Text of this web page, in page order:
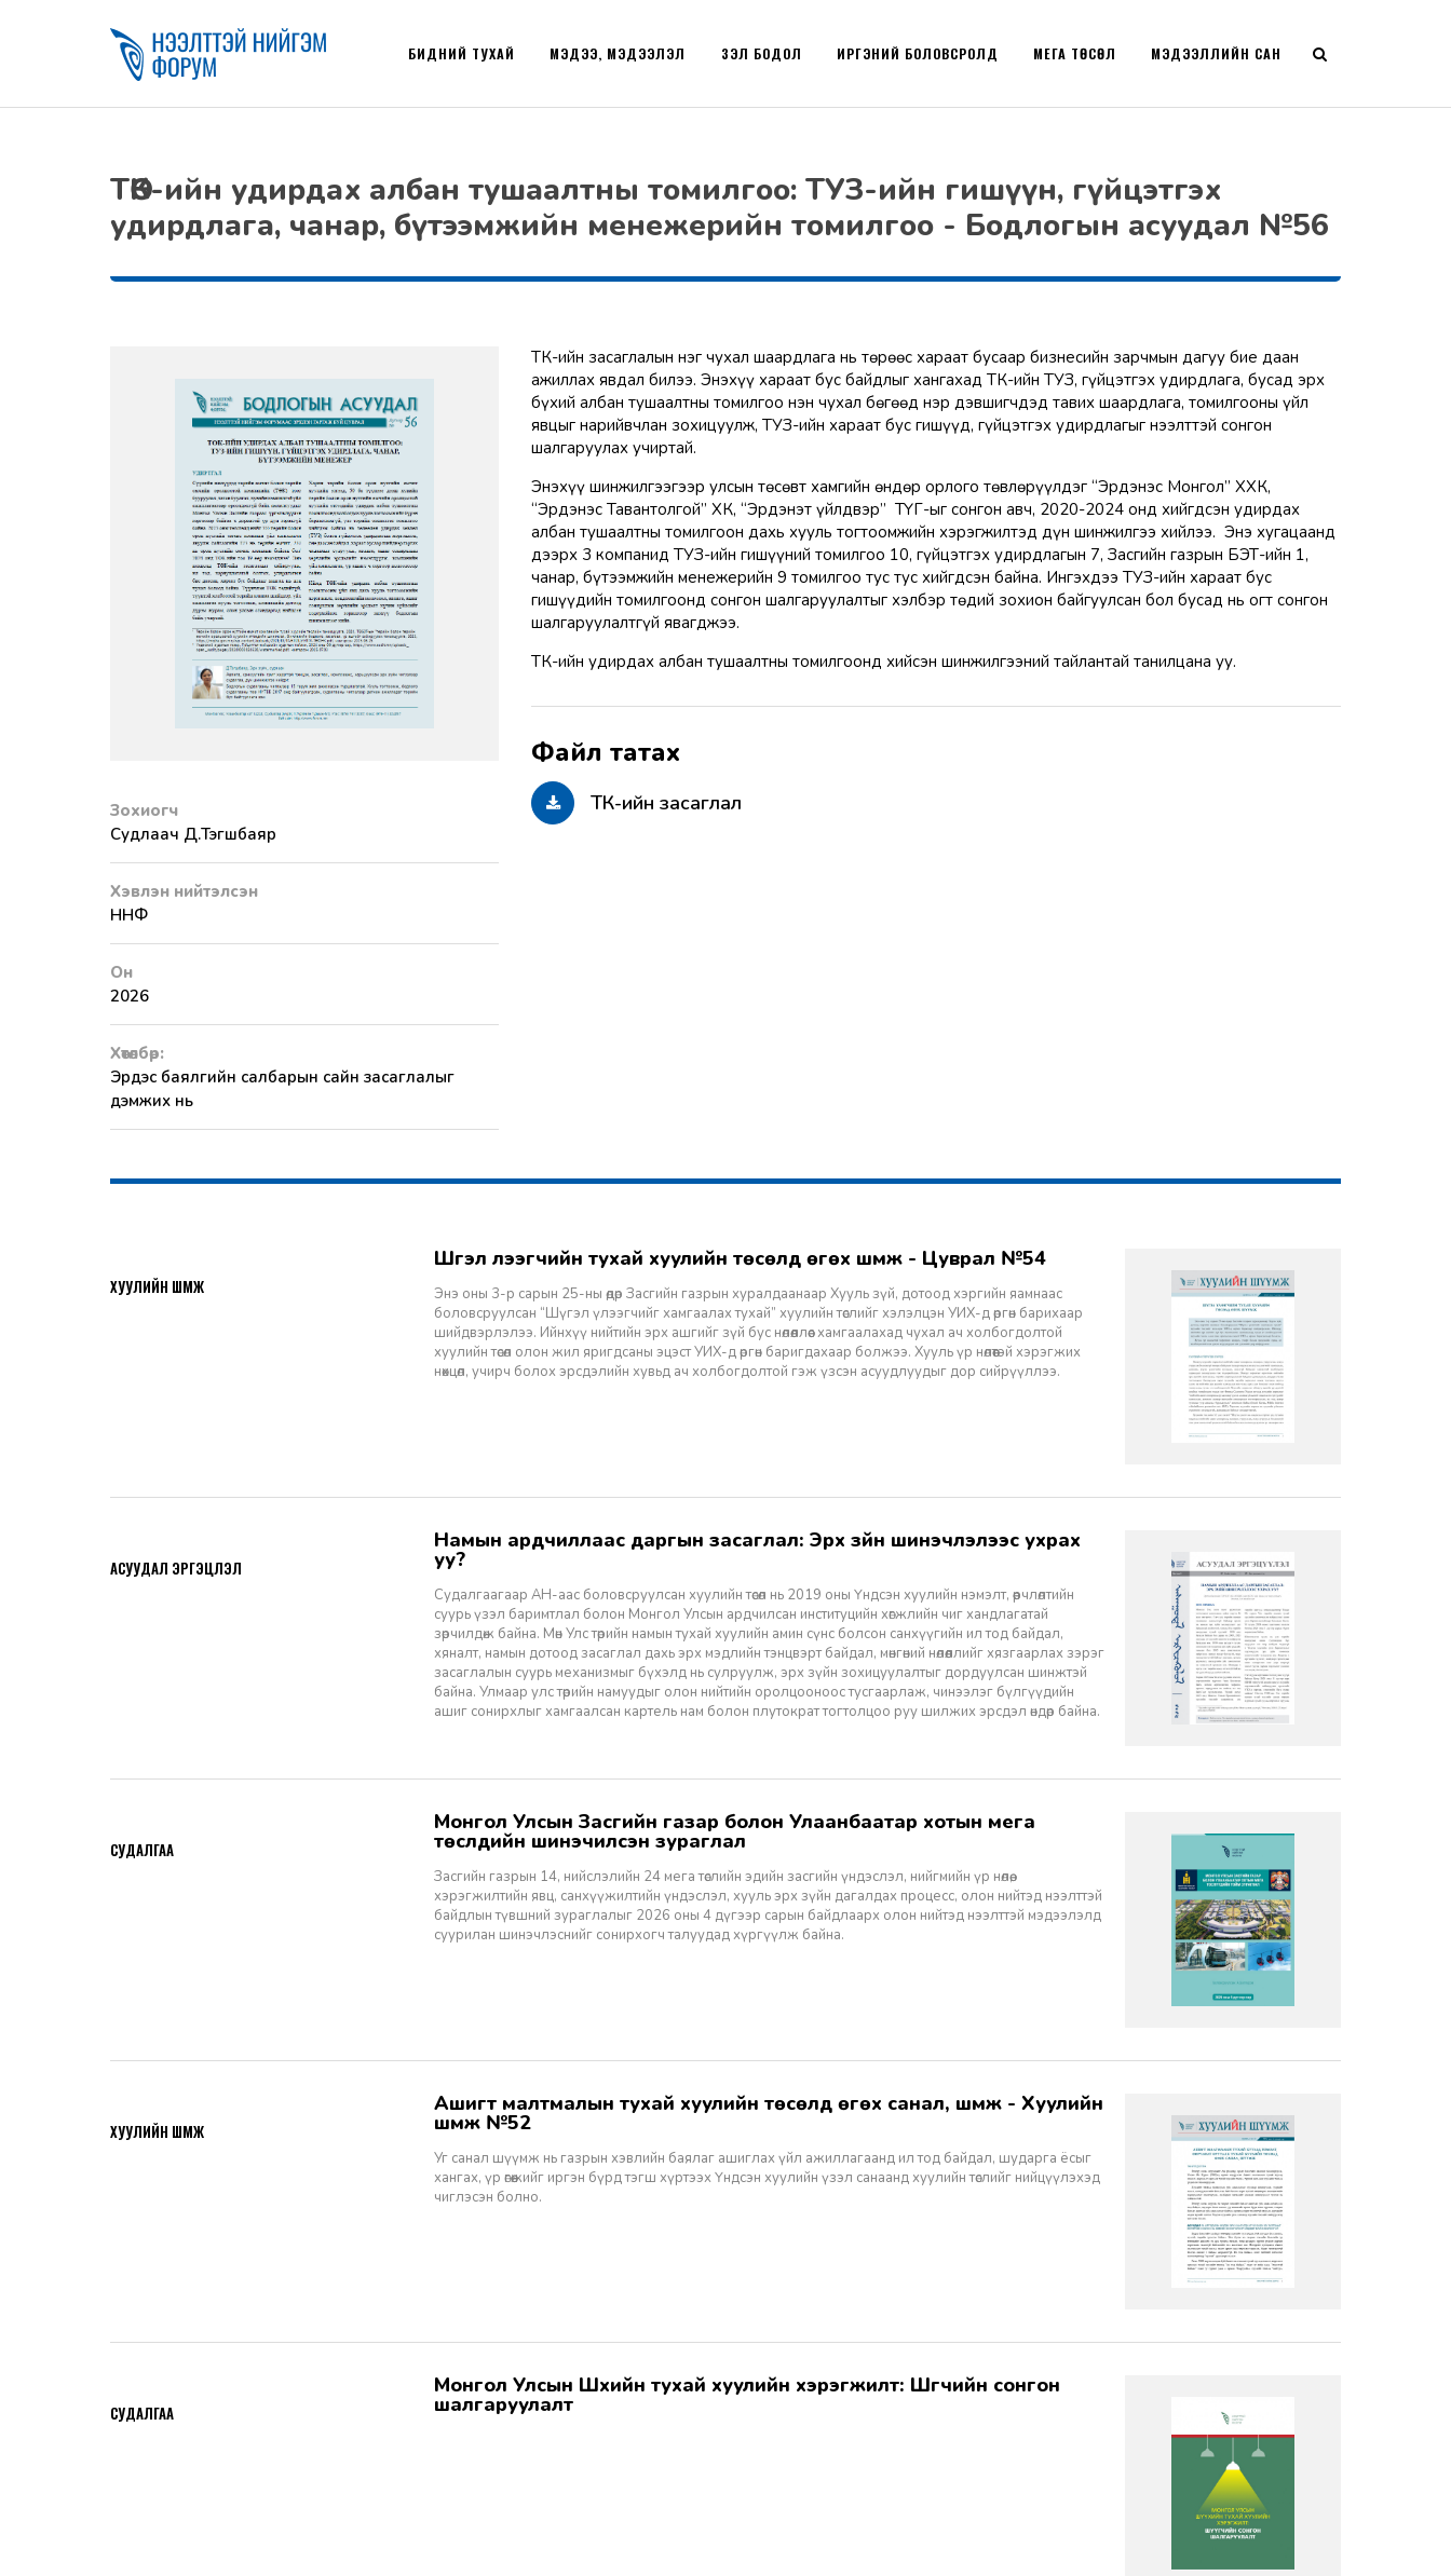
БИДНИЙ ТУХАЙ МЭДЭЭ, МЭДЭЭЛЭЛ ҮЗЭЛ БОДОЛ ИРГЭНИЙ БОЛОВСРОЛД МЭДЭЭЛЛИЙН САН
МЕГА ТӨСӨЛ
ТӨК-ийн удирдах албан тушаалтны томилгоо: ТУЗ-ийн гишүүн, гүйцэтгэх
удирдлага, чанар, бүтээмжийн менежерийн томилгоо - Бодлогын асуудал №56
Зохиогч
Судлаач Д.Тэгшбаяр
Хэвлэн нийтэлсэн
ННФ
Он
2026
Хөтөлбөр:
Эрдэс баялгийн салбарын сайн засаглалыг
дэмжих нь
ТӨК-ийн засаглалын нэг чухал шаардлага нь төрөөс хараат бусаар бизнесийн зарчмын дагуу бие даан
ажиллах явдал билээ. Энэхүү хараат бус байдлыг хангахад ТӨК-ийн ТУЗ, гүйцэтгэх удирдлага, бусад эрх
бүхий албан тушаалтны томилгоо нэн чухал бөгөөд нэр дэвшигчдэд тавих шаардлага, томилгооны үйл
явцыг нарийвчлан зохицуулж, ТУЗ-ийн хараат бус гишүүд, гүйцэтгэх удирдлагыг нээлттэй сонгон
шалгаруулах учиртай.
Энэхүү шинжилгээгээр улсын төсөвт хамгийн өндөр орлого төвлөрүүлдэг “Эрдэнэс Монгол” ХХК,
“Эрдэнэс Тавантолгой” ХК, “Эрдэнэт үйлдвэр” ТӨҮГ-ыг сонгон авч, 2020-2024 онд хийгдсэн удирдах
албан тушаалтны томилгоон дахь хууль тогтоомжийн хэрэгжилтэд дүн шинжилгээ хийлээ. Энэ хугацаанд
дээрх 3 компанид ТУЗ-ийн гишүүний томилгоо 10, гүйцэтгэх удирдлагын 7, Засгийн газрын БЭТ-ийн 1,
чанар, бүтээмжийн менежерийн 9 томилгоо тус тус хийгдсэн байна. Ингэхдээ ТУЗ-ийн хараат бус
гишүүдийн томилгоонд сонгон шалгаруулалтыг хэлбэр төдий зохион байгуулсан бол бусад нь огт сонгон
шалгаруулалтгүй явагджээ.
ТӨК-ийн удирдах албан тушаалтны томилгоонд хийсэн шинжилгээний тайлантай танилцана уу.
ТӨК-ийн засаглал
Шүгэл үлээгчийн тухай хуулийн төсөлд өгөх шүүмж - Цуврал №54
Энэ оны 3-р сарын 25-ны өдөр Засгийн газрын хуралдаанаар Хууль зүй, дотоод хэргийн яамнаас
боловсруулсан “Шүгэл үлээгчийг хамгаалах тухай” хуулийн төслийг хэлэлцэн УИХ-д өргөн барихаар
шийдвэрлэлээ. Ийнхүү нийтийн эрх ашгийг зүй бус нөлөөллөөс хамгаалахад чухал ач холбогдолтой
хуулийн төсөл олон жил яригдсаны эцэст УИХ-д өргөн баригдахаар болжээ. Хууль үр нөлөөтэй хэрэгжих
нөхцөл, учирч болох эрсдэлийн хувьд ач холбогдолтой гэж үзсэн асуудлуудыг дор сийрүүллээ.
ХУУЛИЙН ШҮҮМЖ
Намын ардчиллаас даргын засаглал: Эрх зүйн шинэчлэлээс ухрах
уу?
Судалгаагаар АН-аас боловсруулсан хуулийн төсөл нь 2019 оны Үндсэн хуулийн нэмэлт, өөрчлөлтийн
суурь үзэл баримтлал болон Монгол Улсын ардчилсан институцийн хөгжлийн чиг хандлагатай
зөрчилдөж байна. Мөн Улс төрийн намын тухай хуулийн амин сүнс болсон санхүүгийн ил тод байдал,
хяналт, намын дотоод засаглал дахь эрх мэдлийн тэнцвэрт байдал, мөнгөний нөлөөллийг хязгаарлах зэрэг
засаглалын суурь механизмыг бүхэлд нь сулруулж, эрх зүйн зохицуулалтыг дордуулсан шинжтэй
байна. Улмаар улс төрийн намуудыг олон нийтийн оролцооноос тусгаарлаж, чинээлэг бүлгүүдийн
ашиг сонирхлыг хамгаалсан картель нам болон плутократ тогтолцоо руу шилжих эрсдэл өндөр байна.
АСУУДАЛ ЭРГЭЦҮҮЛЭЛ
Монгол Улсын Засгийн газар болон Улаанбаатар хотын мега
төслүүдийн шинэчилсэн зураглал
Засгийн газрын 14, нийслэлийн 24 мега төслийн эдийн засгийн үндэслэл, нийгмийн үр нөлөө,
хэрэгжилтийн явц, санхүүжилтийн үндэслэл, хууль эрх зүйн дагалдах процесс, олон нийтэд нээлттэй
байдлын түвшний зураглалыг 2026 оны 4 дүгээр сарын байдлаарх олон нийтэд нээлттэй мэдээлэлд
суурилан шинэчлэснийг сонирхогч талуудад хүргүүлж байна.
СУДАЛГАА
Ашигт малтмалын тухай хуулийн төсөлд өгөх санал, шүүмж - Хуулийн
шүүмж №52
Уг санал шүүмж нь газрын хэвлийн баялаг ашиглах үйл ажиллагаанд ил тод байдал, шударга ёсыг
хангах, үр өгөөжийг иргэн бүрд тэгш хүртээх Үндсэн хуулийн үзэл санаанд хуулийн төслийг нийцүүлэхэд
чиглэсэн болно.
ХУУЛИЙН ШҮҮМЖ
Монгол Улсын Шүүхийн тухай хуулийн хэрэгжилт: Шүүгчийн сонгон
шалгаруулалт
СУДАЛГАА